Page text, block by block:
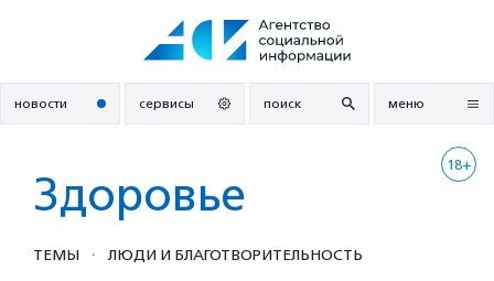
новости сервисы поиск меню
18+
Здоровье
ТЕМЫ · ЛЮДИ И БЛАГОТВОРИ­ТЕЛЬ­НОСТЬ